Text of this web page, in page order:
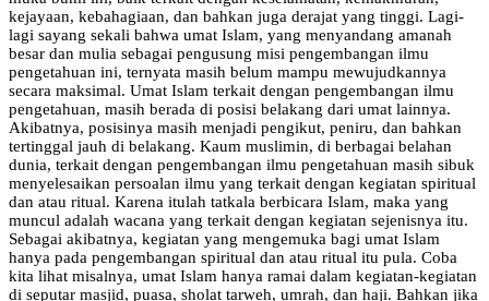
kejayaan, kebahagiaan, dan bahkan juga derajat yang tinggi. Lagi-
lagi sayang sekali bahwa umat Islam, yang menyandang amanah
besar dan mulia sebagai pengusung misi pengembangan ilmu
pengetahuan ini, ternyata masih belum mampu mewujudkannya
secara maksimal. Umat Islam terkait dengan pengembangan ilmu
pengetahuan, masih berada di posisi belakang dari umat lainnya.
Akibatnya, posisinya masih menjadi pengikut, peniru, dan bahkan
tertinggal jauh di belakang. Kaum muslimin, di berbagai belahan
dunia, terkait dengan pengembangan ilmu pengetahuan masih sibuk
menyelesaikan persoalan ilmu yang terkait dengan kegiatan spiritual
dan atau ritual. Karena itulah tatkala berbicara Islam, maka yang
muncul adalah wacana yang terkait dengan kegiatan sejenisnya itu.
Sebagai akibatnya, kegiatan yang mengemuka bagi umat Islam
hanya pada pengembangan spiritual dan atau ritual itu pula. Coba
kita lihat misalnya, umat Islam hanya ramai dalam kegiatan-kegiatan
di seputar masjid, puasa, sholat tarweh, umrah, dan haji. Bahkan jika